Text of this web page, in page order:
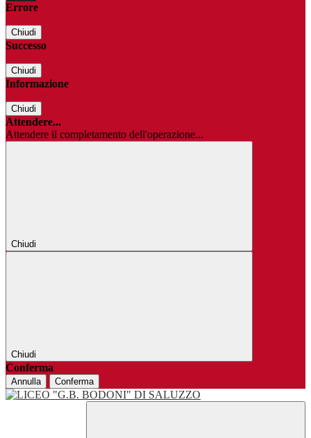
Errore
Chiudi
Successo
Chiudi
Informazione
Chiudi
Attendere...
Attendere il completamento dell'operazione...
Chiudi
Chiudi
Conferma
Annulla Conferma